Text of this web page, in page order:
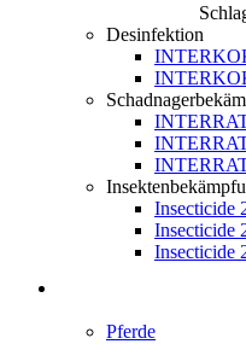
Desinfektion
Insecticide
Insecticide
Insecticide
Pferde